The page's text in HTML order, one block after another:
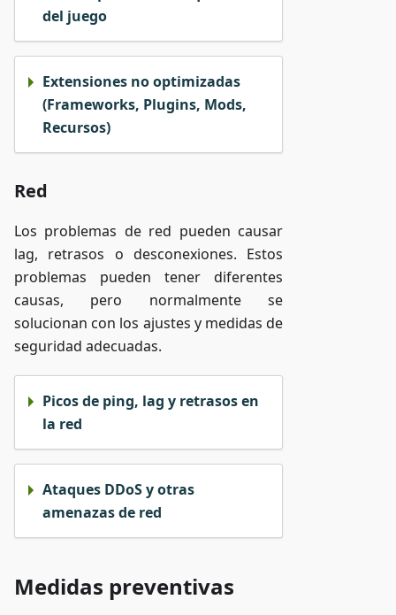
del juego
Extensiones no optimizadas
(Frameworks, Plugins, Mods,
Recursos)
Red
Los problemas de red pueden causar
lag, retrasos o desconexiones. Estos
problemas pueden tener diferentes
causas, pero normalmente se
solucionan con los ajustes y medidas de
seguridad adecuadas.
Picos de ping, lag y retrasos en
la red
Ataques DDoS y otras
amenazas de red
Medidas preventivas